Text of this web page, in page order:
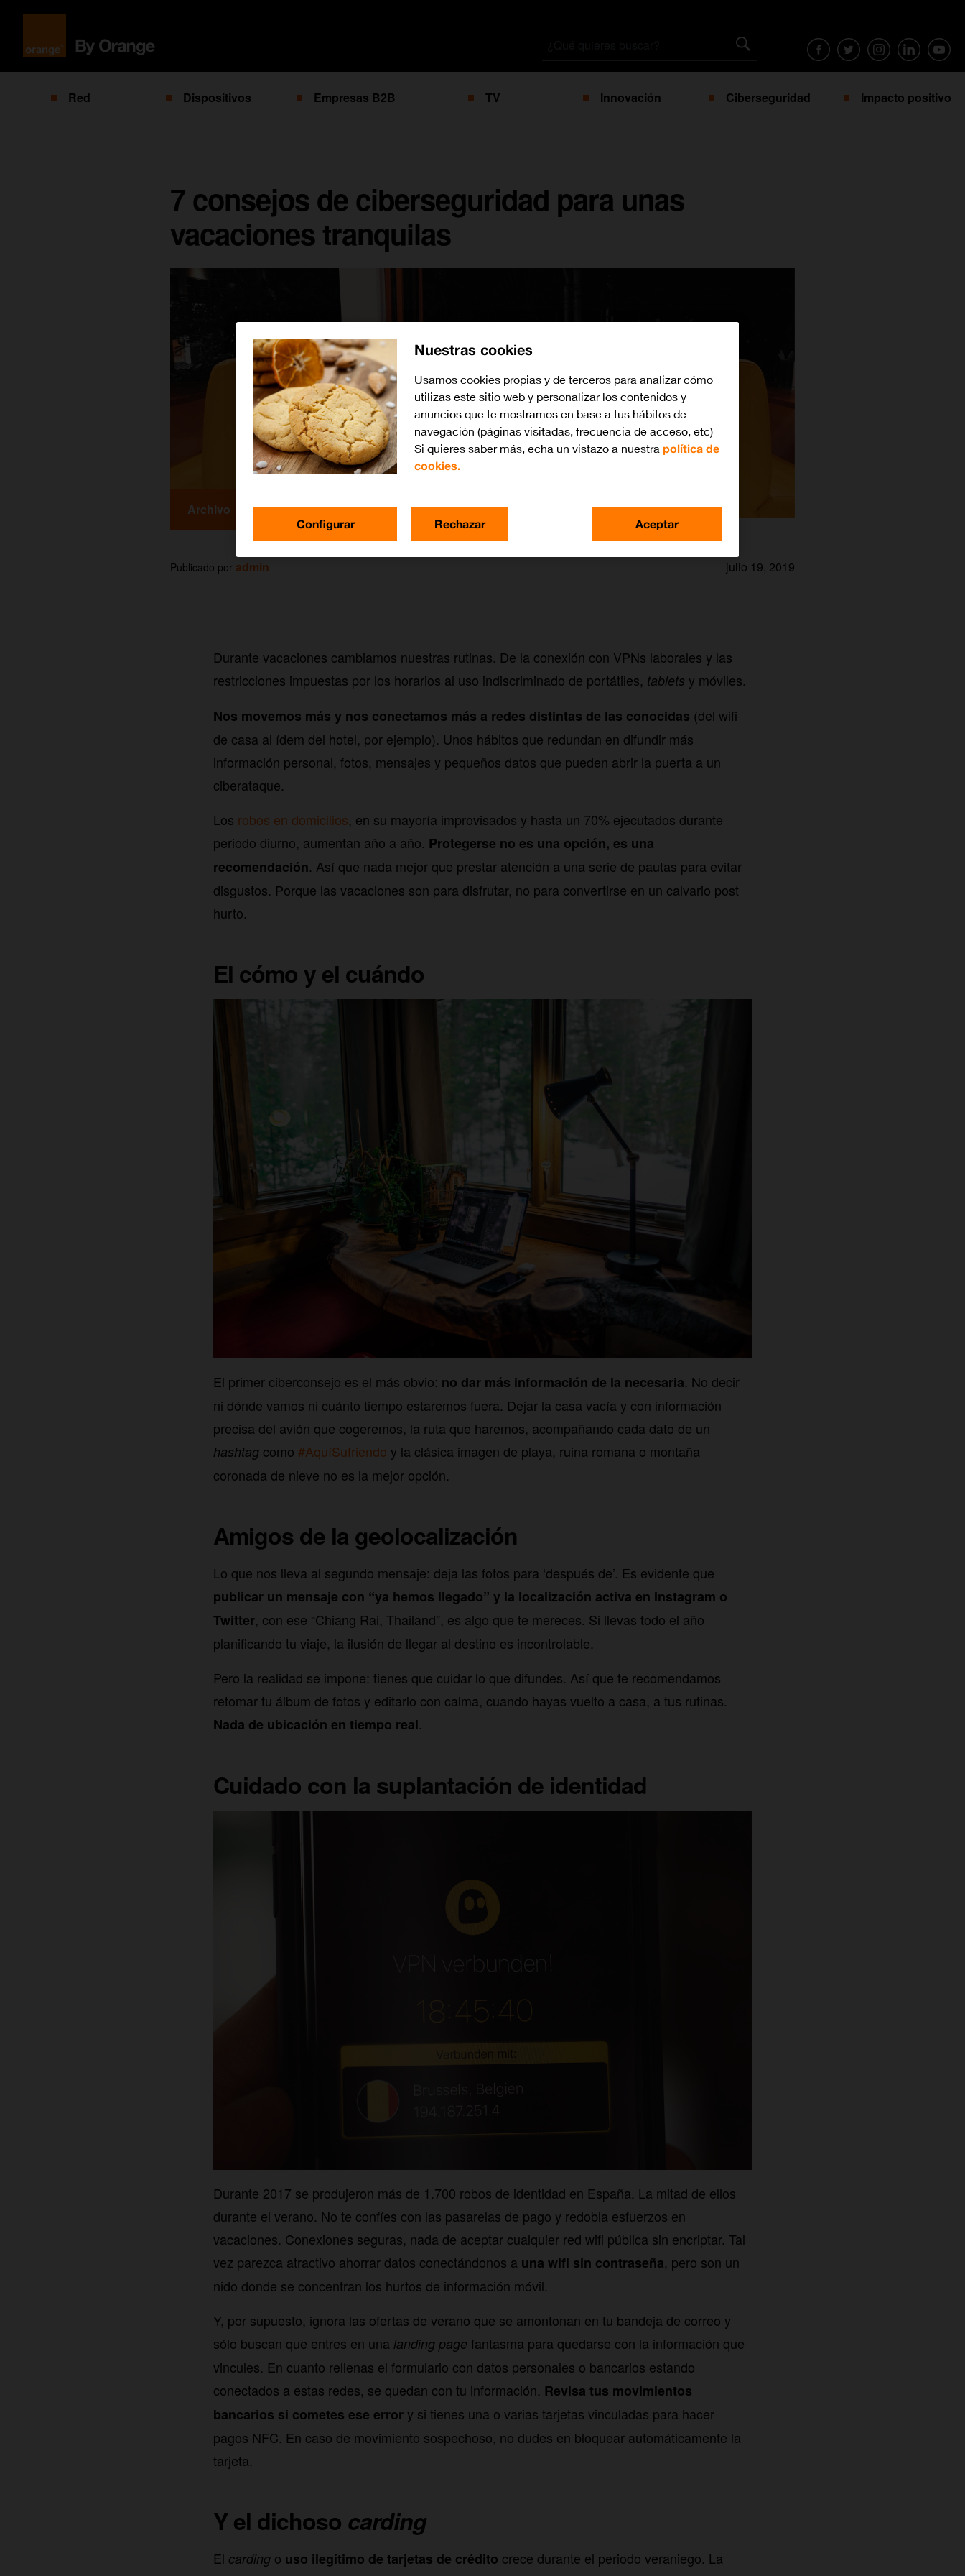
Red Dispositivos Empresas B2B TV Innovación Ciberseguridad Impacto positivo
7 consejos de ciberseguridad para unas
vacaciones tranquilas
Archivo
Publicado por admin julio 19, 2019
Durante vacaciones cambiamos nuestras rutinas. De la conexión con VPNs laborales y las
restricciones impuestas por los horarios al uso indiscriminado de portátiles, tablets y móviles.
Nos movemos más y nos conectamos más a redes distintas de las conocidas (del wifi
de casa al ídem del hotel, por ejemplo). Unos hábitos que redundan en difundir más
información personal, fotos, mensajes y pequeños datos que pueden abrir la puerta a un
ciberataque.
Los robos en domicilios, en su mayoría improvisados y hasta un 70% ejecutados durante
periodo diurno, aumentan año a año. Protegerse no es una opción, es una
recomendación. Así que nada mejor que prestar atención a una serie de pautas para evitar
disgustos. Porque las vacaciones son para disfrutar, no para convertirse en un calvario post
hurto.
El cómo y el cuándo
El primer ciberconsejo es el más obvio: no dar más información de la necesaria. No decir
ni dónde vamos ni cuánto tiempo estaremos fuera. Dejar la casa vacía y con información
precisa del avión que cogeremos, la ruta que haremos, acompañando cada dato de un
hashtag como #AquíSufriendo y la clásica imagen de playa, ruina romana o montaña
coronada de nieve no es la mejor opción.
Amigos de la geolocalización
Lo que nos lleva al segundo mensaje: deja las fotos para ‘después de’. Es evidente que
publicar un mensaje con “ya hemos llegado” y la localización activa en Instagram o
Twitter, con ese “Chiang Rai, Thailand”, es algo que te mereces. Si llevas todo el año
planificando tu viaje, la ilusión de llegar al destino es incontrolable.
Pero la realidad se impone: tienes que cuidar lo que difundes. Así que te recomendamos
retomar tu álbum de fotos y editarlo con calma, cuando hayas vuelto a casa, a tus rutinas.
Nada de ubicación en tiempo real.
Cuidado con la suplantación de identidad
Durante 2017 se produjeron más de 1.700 robos de identidad en España. La mitad de ellos
durante el verano. No te confíes con las pasarelas de pago y redobla esfuerzos en
vacaciones. Conexiones seguras, nada de aceptar cualquier red wifi pública sin encriptar. Tal
vez parezca atractivo ahorrar datos conectándonos a una wifi sin contraseña, pero son un
nido donde se concentran los hurtos de información móvil.
Y, por supuesto, ignora las ofertas de verano que se amontonan en tu bandeja de correo y
sólo buscan que entres en una landing page fantasma para quedarse con la información que
vincules. En cuanto rellenas el formulario con datos personales o bancarios estando
conectados a estas redes, se quedan con tu información. Revisa tus movimientos
bancarios si cometes ese error y si tienes una o varias tarjetas vinculadas para hacer
pagos NFC. En caso de movimiento sospechoso, no dudes en bloquear automáticamente la
tarjeta.
Y el dichoso carding
El carding o uso ilegítimo de tarjetas de crédito crece durante el periodo veraniego. La
Nuestras cookies
Usamos cookies propias y de terceros para analizar cómo
utilizas este sitio web y personalizar los contenidos y
anuncios que te mostramos en base a tus hábitos de
navegación (páginas visitadas, frecuencia de acceso, etc)
Si quieres saber más, echa un vistazo a nuestra política de
cookies.
Configurar Rechazar Aceptar